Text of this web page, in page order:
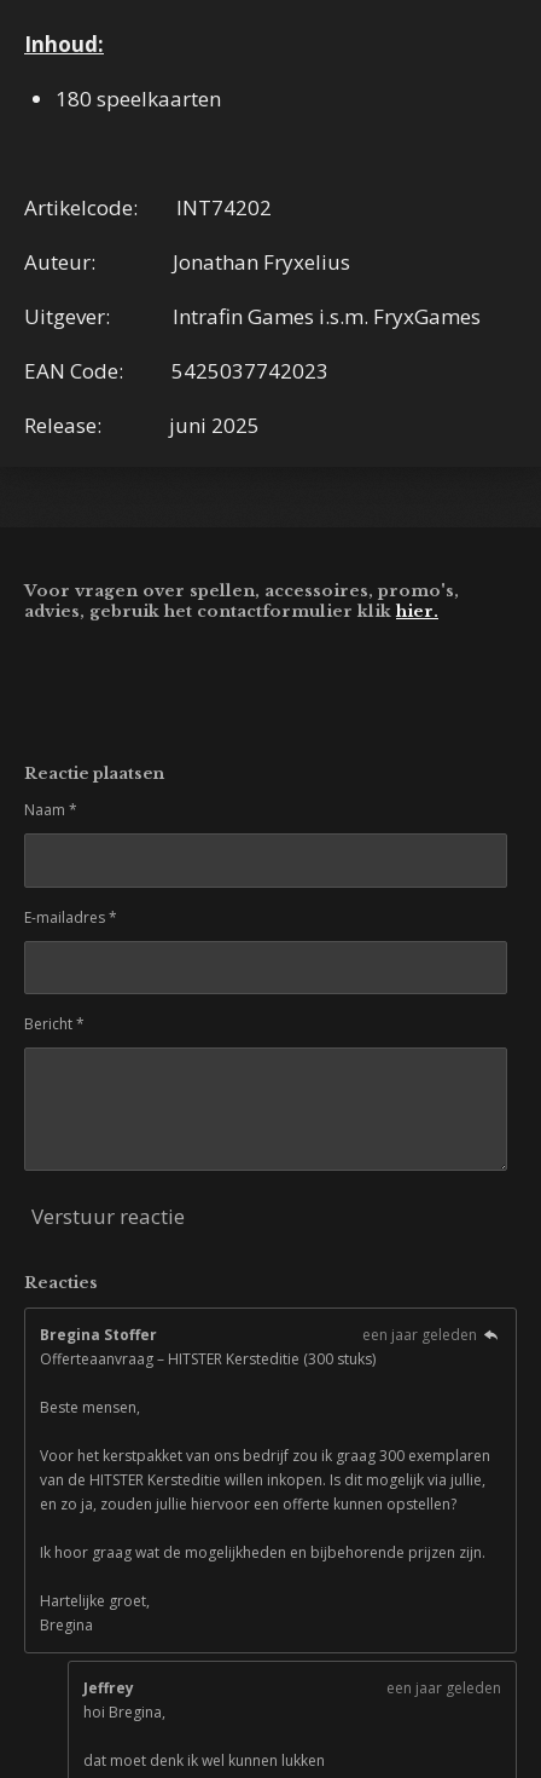
Inhoud:
180 speelkaarten
Artikelcode: INT74202
Auteur: Jonathan Fryxelius
Uitgever: Intrafin Games i.s.m. FryxGames
EAN Code: 5425037742023
Release: juni 2025
Voor vragen over spellen, accessoires, promo's,
advies, gebruik het contactformulier klikhier.
Reactie plaatsen
Naam *
E-mailadres *
Bericht *
Verstuur reactie
Reacties
Bregina Stoffer
een jaar geleden
Offerteaanvraag – HITSTER Kersteditie (300 stuks)
Beste mensen,
Voor het kerstpakket van ons bedrijf zou ik graag 300 exemplaren
van de HITSTER Kersteditie willen inkopen. Is dit mogelijk via jullie,
en zo ja, zouden jullie hiervoor een offerte kunnen opstellen?
Ik hoor graag wat de mogelijkheden en bijbehorende prijzen zijn.
Hartelijke groet,
Bregina
Jeffrey
een jaar geleden
hoi Bregina,
dat moet denk ik wel kunnen lukken